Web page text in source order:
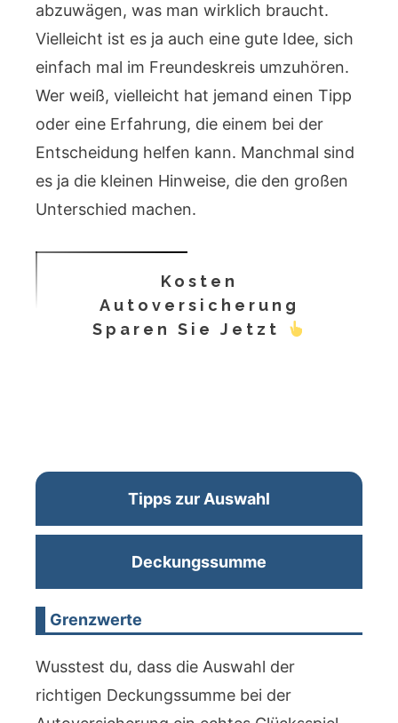
abzuwägen, was man wirklich braucht.
Vielleicht ist es ja auch eine gute Idee, sich
einfach mal im Freundeskreis umzuhören.
Wer weiß, vielleicht hat jemand einen Tipp
oder eine Erfahrung, die einem bei der
Entscheidung helfen kann. Manchmal sind
es ja die kleinen Hinweise, die den großen
Unterschied machen.
Kosten
Autoversicherung
Sparen Sie Jetzt
Tipps zur Auswahl
Deckungssumme
Grenzwerte
Wusstest du, dass die Auswahl der
richtigen Deckungssumme bei der